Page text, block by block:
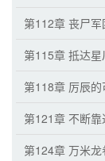
第112章 丧尸
第115章 抵达
第118章 厉辰
第121章 不断
第124章 万米龙